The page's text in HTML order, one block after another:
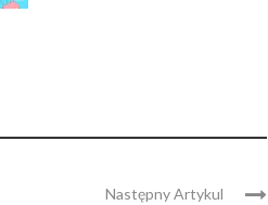
Następny Artykul